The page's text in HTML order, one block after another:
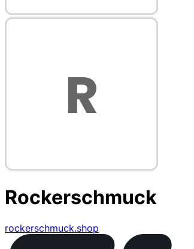
Rockerschmuck
rockerschmuck.shop